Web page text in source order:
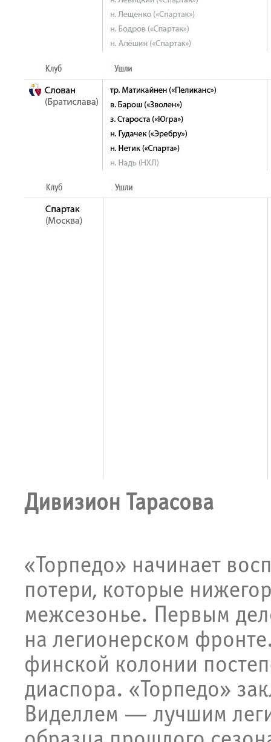
Дивизион Тарасова
«Торпедо» начинает
потери, которые
межсезонье. Первым
на легионерском
финской колонии
диаспора. «Торпедо»
Виделлем — лучшим